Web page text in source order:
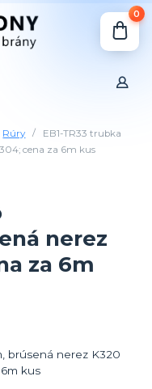
0
Rúry
EB1-TR33 trubka
cena za 6m kus
nerez
za 6m